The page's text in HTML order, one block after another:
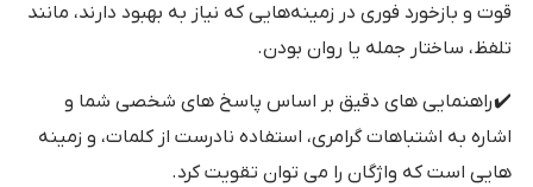
قوت و بازخورد فوری در زمینه‌هایی که نیاز به بهبود دارند، مانند
تلفظ، ساختار جمله یا روان بودن.
✔️ راهنمایی های دقیق بر اساس پاسخ های شخصی شما و
اشاره به اشتباهات گرامری، استفاده نادرست از کلمات، و زمینه
هایی است که واژگان را می توان تقویت کرد.